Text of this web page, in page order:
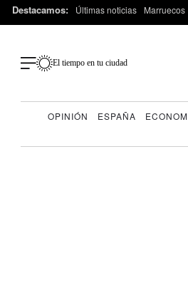
Destacamos: Últimas noticias Marruecos
El tiempo en tu ciudad
OPINIÓN ESPAÑA